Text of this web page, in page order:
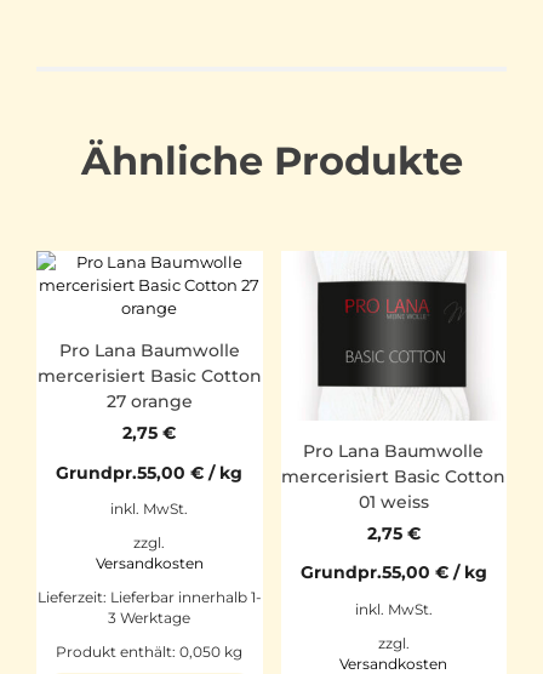
Ähnliche Produkte
Pro Lana Baumwolle
mercerisiert Basic Cotton
27 orange
2,75€
Grundpr.55,00€ / kg
inkl. MwSt.
zzgl.
Versandkosten
Lieferzeit: Lieferbar innerhalb 1-
3 Werktage
Produkt enthält: 0,050 kg
Pro Lana Baumwolle
mercerisiert Basic Cotton
01 weiss
2,75 €
Grundpr.55,00 €/ kg
inkl. MwSt.
zzgl.
Versandkosten